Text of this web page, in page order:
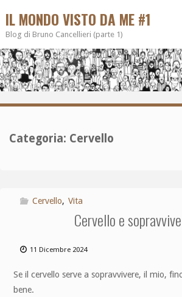
IL MONDO VISTO DA ME #1
Blog di Bruno Cancellieri (parte 1)
Categoria: Cervello
Cervello, Vita
Cervello e
11 Dicembre 2024
Se il cervello serve a sopravvivere, il mio,
bene.